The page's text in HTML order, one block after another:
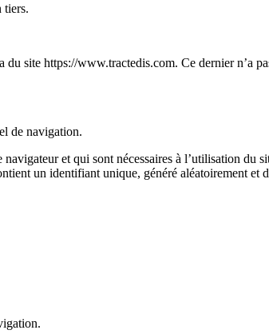
tiers.
site https://www.tractedis.com. Ce dernier n’a
de navigation.
et qui sont nécessaires à l’utilisation du
un identifiant unique, généré aléatoirement et